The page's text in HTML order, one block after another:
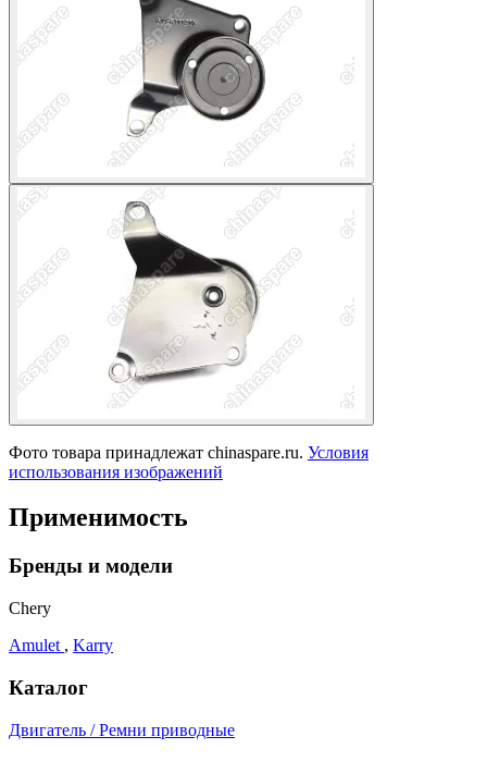
Фото товара принадлежат chinaspare.ru. Условия
использования изображений
Применимость
Бренды и модели
Chery
Amulet , Karry
Каталог
Двигатель / Ремни приводные